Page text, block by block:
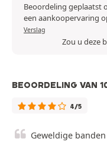
Beoordeling geplaatst
een aankoopervaring
Verslag
Zou u deze
BEOORDELING VAN
4/5
Geweldige banden